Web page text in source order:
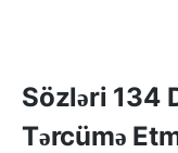
Sözləri 134
Tərcümə